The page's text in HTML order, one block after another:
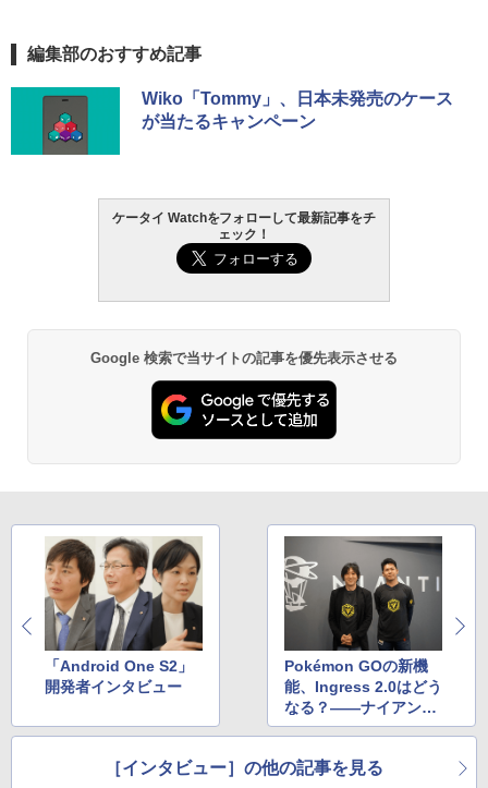
編集部のおすすめ記事
Wiko「Tommy」、日本未発売のケース
が当たるキャンペーン
ケータイ Watchをフォローして最新記事をチ
ェック！
Google 検索で当サイトの記事を優先表示させる
「Android One S2」
開発者インタビュー
Pokémon GOの新機
能、Ingress 2.0はどう
なる？――ナイアンテ
ィック川島氏と須賀氏
［インタビュー］の他の記事を見る